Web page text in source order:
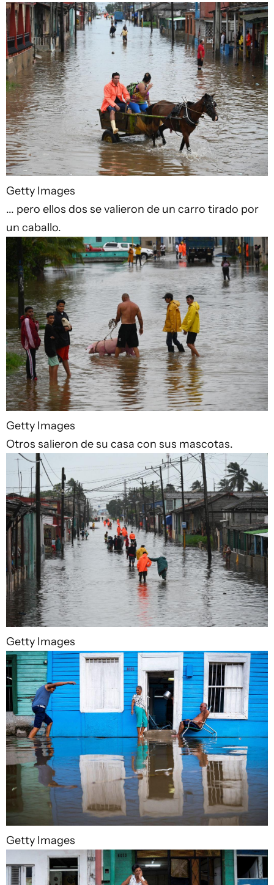
Getty Images
... pero ellos dos se valieron de un carro tirado por
un caballo.
Getty Images
Otros salieron de su casa con sus mascotas.
Getty Images
Getty Images